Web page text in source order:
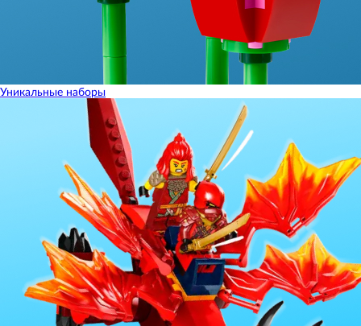
Уникальные наборы